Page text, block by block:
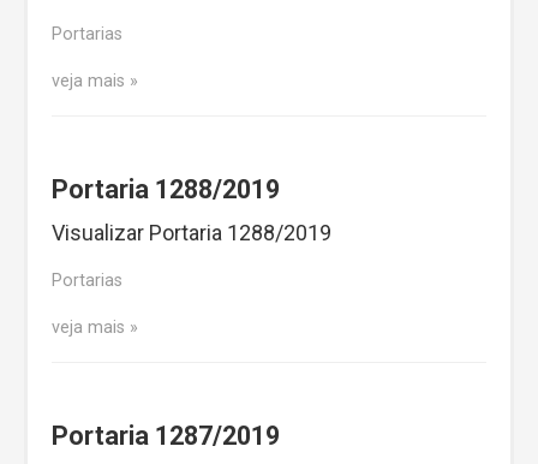
Portarias
veja mais
Portaria 1288/2019
Visualizar Portaria 1288/2019
Portarias
veja mais
Portaria 1287/2019